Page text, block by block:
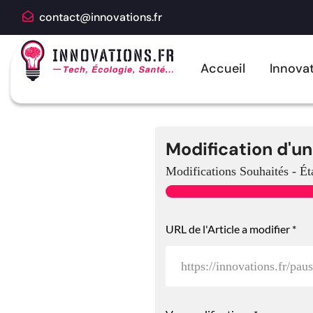
contact@innovations.fr
Accueil
Modification
Modifications Souhaités -
URL de l'Article a modifier *